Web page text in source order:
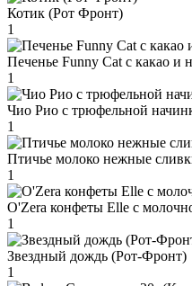
Котик (Рот Фронт)
1
Печенье Funny Сat с какао и
1
Чио Рио с трюфельной
1
Птичье молоко нежные
1
O'Zera конфеты Elle с
1
Звездный дождь (Рот-Фронт)
1